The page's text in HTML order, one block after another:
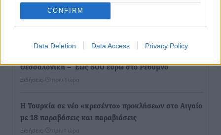
CONFIRM
Data Deletion Data Access Privacy Policy
Συλλόγων Ελλάδας και Κύπρου: Η Ρόδος φιλοξένησε
με επιτυχία την 17η διοργάνωση
Αθλητικά• πριν 44 λεπτά
Θεσσαλονίκη – Έως 800 ευρώ στο Ρέθυμνο
Ειδήσεις πριν 1 ώρα
Η Τουρκία σε νέο «κρεσέντο» προκλήσεων στο Αιγαίο
με 18 παραβάσεις και παραβιάσεις
Ειδήσεις πριν 1 ώρα